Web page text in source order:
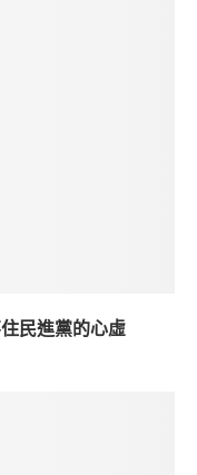
民進黨的心虛